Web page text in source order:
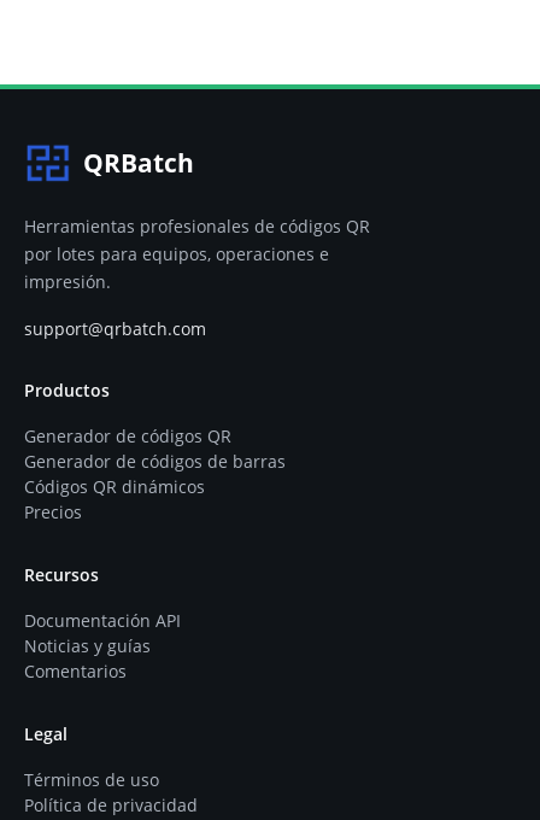
QRBatch
Herramientas profesionales de códigos QR
por lotes para equipos, operaciones e
impresión.
support@qrbatch.com
Productos
Generador de códigos QR
Generador de códigos de barras
Códigos QR dinámicos
Precios
Recursos
Documentación API
Noticias y guías
Comentarios
Legal
Términos de uso
Política de privacidad